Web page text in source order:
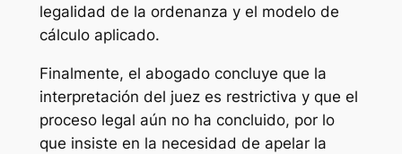
legalidad de la ordenanza y el modelo de
cálculo aplicado.
Finalmente, el abogado concluye que la
interpretación del juez es restrictiva y que el
proceso legal aún no ha concluido, por lo
que insiste en la necesidad de apelar la